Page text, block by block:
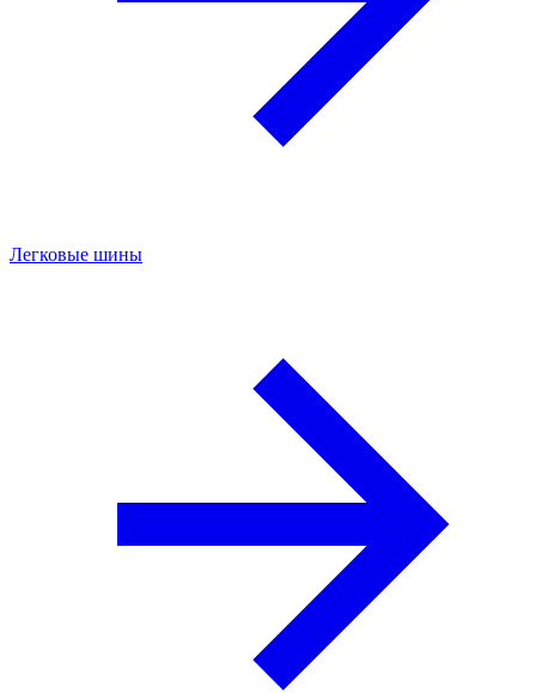
Легковые шины